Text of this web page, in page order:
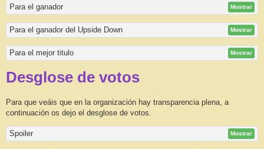
Para el ganador Mostrar
Para el ganador del Upside Down Mostrar
Para el mejor titulo Mostrar
Desglose de votos
Para que veáis que en la organización hay transparencia plena, a
continuación os dejo el desglose de votos.
Spoiler Mostrar